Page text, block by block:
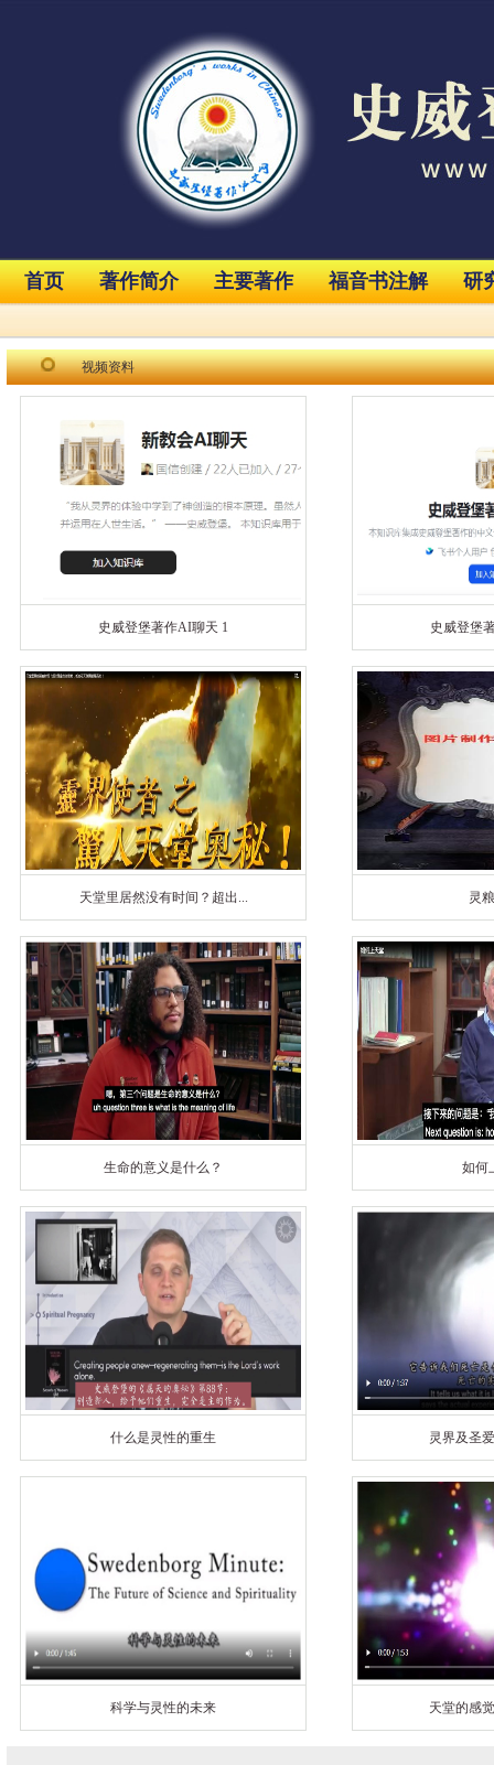
首页 著作简介 主要著作 福音书注解 研
视频资料
史威登堡著作AI聊天 1 史威登堡
天堂里居然没有时间？超出... 灵
生命的意义是什么？ 如何
什么是灵性的重生 灵界及圣
科学与灵性的未来 天堂的感